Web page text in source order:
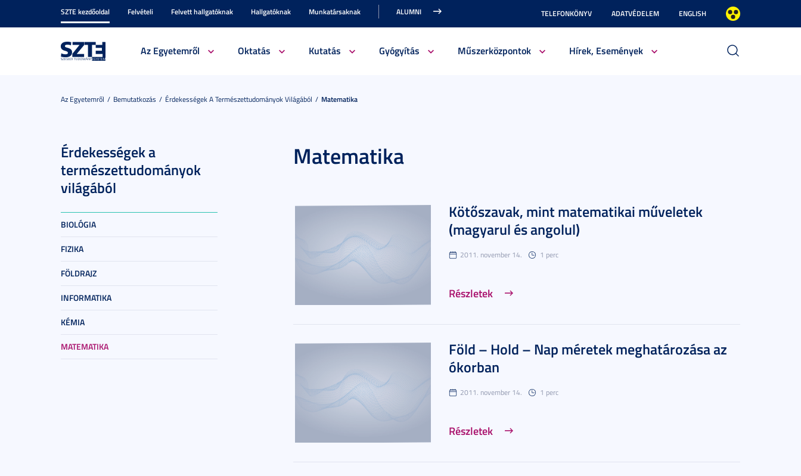
SZTE kezdőoldal Felvételi Felvett hallgatóknak Hallgatóknak Munkatársaknak ALUMNI TELEFONKÖNYV ADATVÉDELEM ENGLISH
Az Egyetemről Oktatás Kutatás Gyógyítás Műszerközpontok Hírek, Események
Az Egyetemről Bemutatkozás Érdekességek A Természettudományok Világából Matematika
Érdekességek a
természettudományok
világából
BIOLÓGIA
FIZIKA
FÖLDRAJZ
INFORMATIKA
KÉMIA
MATEMATIKA
Matematika
Kötőszavak, mint matematikai műveletek
(magyarul és angolul)
2011. november 14. 1 perc
Részletek
Föld – Hold – Nap méretek meghatározása az
ókorban
2011. november 14. 1 perc
Részletek